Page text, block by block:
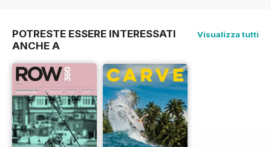
POTRESTE ESSERE INTERESSATI
ANCHE A
Visualizza tutti